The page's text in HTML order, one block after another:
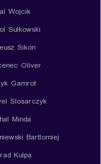
Wojcik
Sulkowski
Sikon
Oliver
Gamrot
Slosarczyk
Minda
Bartlomiej
Kulpa